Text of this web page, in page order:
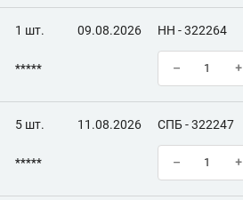
1 шт. 09.08.2026 НН - 322264
***** – +
5 шт. 11.08.2026 СПБ - 322247
***** – +